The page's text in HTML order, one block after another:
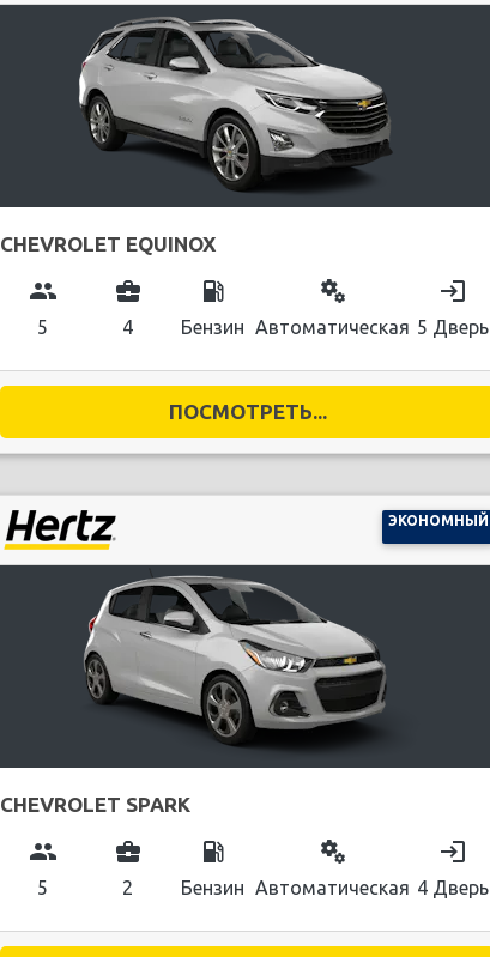
CHEVROLET EQUINOX
group
5
business_center
4
local_gas_station
Бензин
miscellaneous_services
Автоматическая
login
5 Дверь
ПОСМОТРЕТЬ...
ЭКОНОМНЫЙ
CHEVROLET SPARK
group
5
business_center
2
local_gas_station
Бензин
miscellaneous_services
Автоматическая
login
4 Дверь